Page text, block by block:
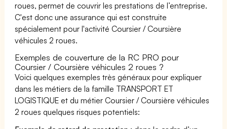
roues, permet de couvrir les prestations de l’entreprise.
C'est donc une assurance qui est construite
spécialement pour l'activité Coursier / Coursière
véhicules 2 roues.
Exemples de couverture de la RC PRO pour
Coursier / Coursière véhicules 2 roues ?
Voici quelques exemples très généraux pour expliquer
dans les métiers de la famille TRANSPORT ET
LOGISTIQUE et du métier Coursier / Coursière véhicules
2 roues quelques risques potentiels: